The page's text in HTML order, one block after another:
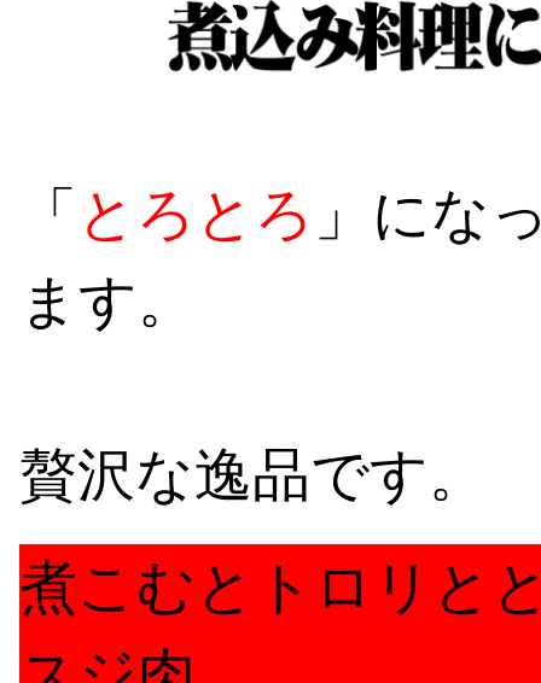
「 とろとろ 」にな
ます。
贅沢な逸品です。
煮こむとトロリと